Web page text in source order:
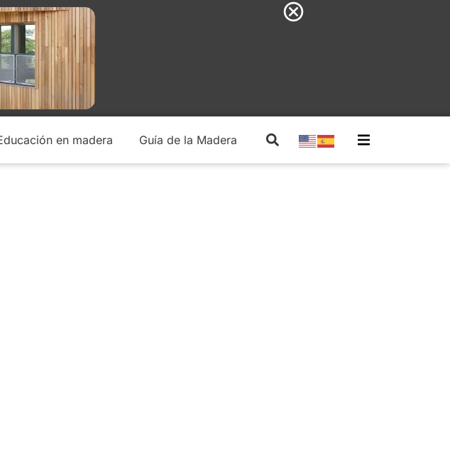
en madera Guía de la Madera